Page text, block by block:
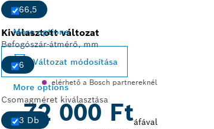
66,5
More options
Befogószár-átmérő, mm
6
More options
Csomagméret kiválasztása
3 Db
Kiválasztott változat
Változat módosítása
elérhető a Bosch partnereknél
72 000 Ftáfával